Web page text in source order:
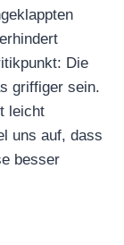
Die
griffiger sein.
leicht
uns auf, dass
besser